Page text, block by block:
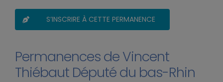
S’INSCRIRE À CETTE PERMANENCE
Permanences de Vincent
Thiébaut Député du bas-Rhin